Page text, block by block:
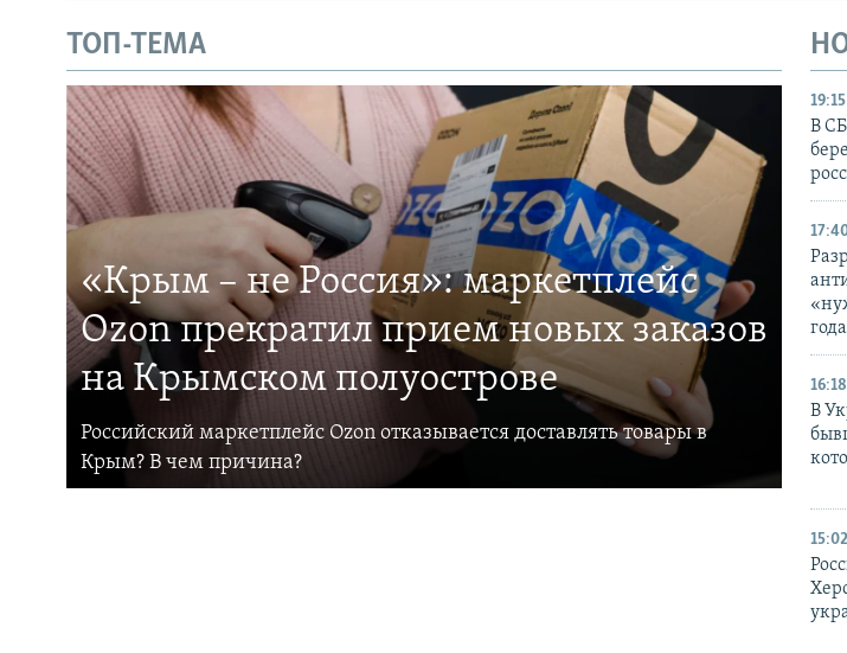
ТОП-ТЕМА
«Крым – не Россия»: маркетплейс
Ozon прекратил прием новых заказов
на Крымском полуострове
Российский маркетплейс Ozon отказывается доставлять товары в
Крым? В чем причина?
19:15
В
16:18
В
15:02